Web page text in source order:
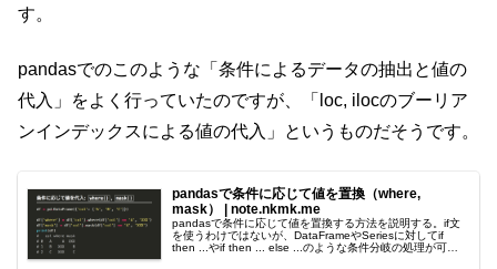
す。
pandasでのこのような「条件によるデータの抽出と値の
代入」をよく行っていたのですが、「loc, ilocのブーリア
ンインデックスによる値の代入」というものだそうです。
pandasで条件に応じて値を置換（where,
mask） | note.nkmk.me
pandasで条件に応じて値を置換する方法を説明する。if文
を使うわけではないが、DataFrameやSeriesに対してif
then ...やif then ... else ...のような条件分岐の処理が可